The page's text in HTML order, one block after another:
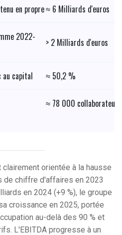
en propre≈ 6 Milliards d'euros
2022-
> 2 Milliards d'euros
capital ≈ 50,2 %
≈ 78 000 collaborateurs
orientée à la hausse
de chiffre d'affaires en 2023
en 2024 (+9 %), le groupe
croissance en 2025, portée
au-delà des 90 % et
L'EBITDA progresse à un